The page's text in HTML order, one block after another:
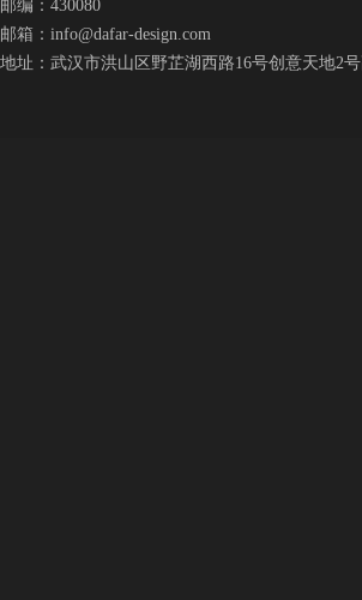
邮编：430080
邮箱： info@dafar-design.com
地址：武汉市洪山区野芷湖西路16号创意天地2